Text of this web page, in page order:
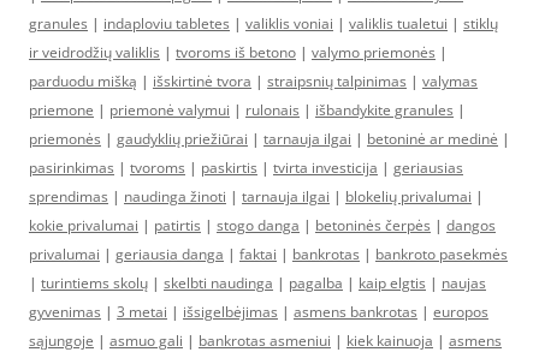
granules | indaploviu tabletes | valiklis voniai | valiklis tualetui | stiklų
ir veidrodžių valiklis | tvoroms iš betono | valymo priemonės |
parduodu mišką | išskirtinė tvora | straipsnių talpinimas | valymas
priemone | priemonė valymui | rulonais | išbandykite granules |
priemonės | gaudyklių priežiūrai | tarnauja ilgai | betoninė ar medinė |
pasirinkimas | tvoroms | paskirtis | tvirta investicija | geriausias
sprendimas | naudinga žinoti | tarnauja ilgai | blokelių privalumai |
kokie privalumai | patirtis | stogo danga | betoninės čerpės | dangos
privalumai | geriausia danga | faktai | bankrotas | bankroto pasekmės
| turintiems skolų | skelbti naudinga | pagalba | kaip elgtis | naujas
gyvenimas | 3 metai | išsigelbėjimas | asmens bankrotas | europos
sąjungoje | asmuo gali | bankrotas asmeniui | kiek kainuoja | asmens